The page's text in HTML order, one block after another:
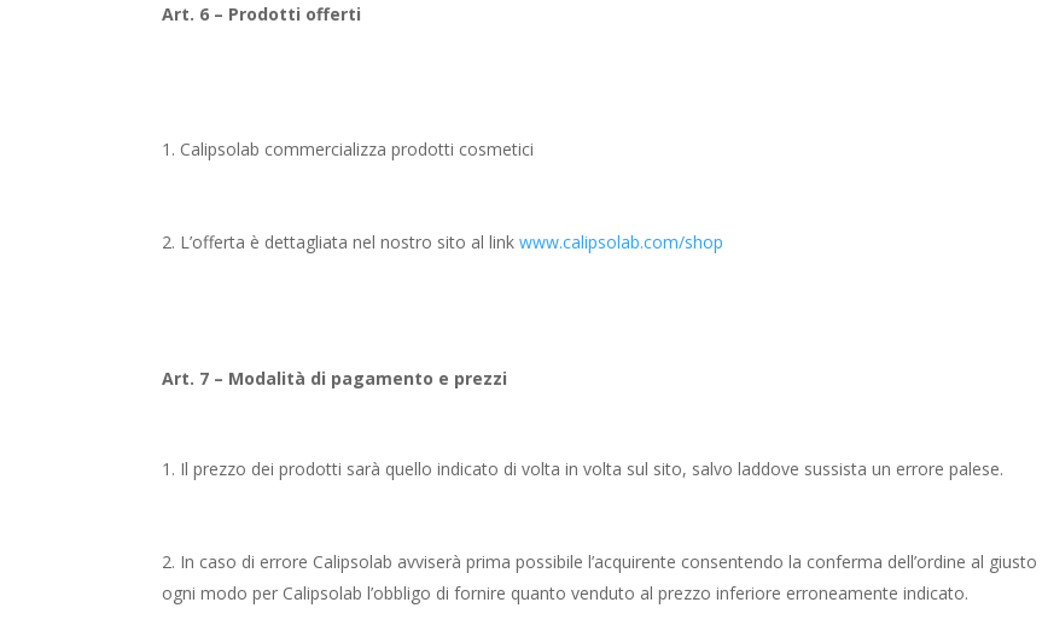
Art. 6 – Prodotti offerti
Calipsolab commercializza prodotti cosmetici
L’offerta è dettagliata nel nostro sito al linkwww.calipsolab.com/shop
Art. 7 – Modalità di pagamento e prezzi
Il prezzo dei prodotti sarà quello indicato di volta in volta sul sito, salvo laddove sussista un errore palese.
In caso di errore Calipsolab avviserà prima possibile l’acquirente consentendo la conferma dell’ordine al
ogni modo per Calipsolab l’obbligo di fornire quanto venduto al prezzo inferiore erroneamente indicato.